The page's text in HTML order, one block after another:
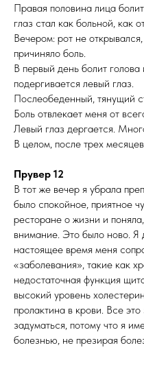
Правая половина лица
глаз стал как больной, как
Вечером: рот не
причиняло боль.
В первый день болит
подергивается левый глаз.
Послеобеденный, тянущий
Боль отвлекает меня от
Левый глаз дергается.
В целом, после трех
Прувер 12
В тот же вечер я убрала
было спокойное, приятное
ресторане о жизни и
внимание. Это было ново. Я
настоящее время меня
«заболевания», такие как
недостаточная функция
высокий уровень
пролактина в крови. Все
задуматься, потому что я
болезнью, не презирая